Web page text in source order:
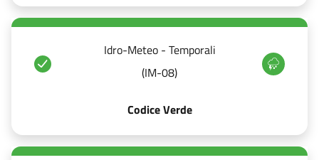
Idro-Meteo - Temporali
(IM-08)
Codice Verde